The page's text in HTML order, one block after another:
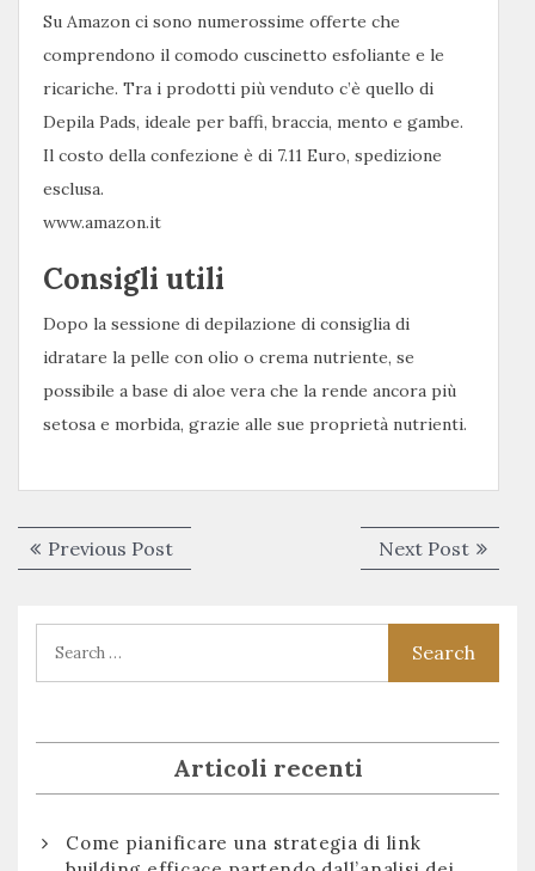
Su Amazon ci sono numerossime offerte che
comprendono il comodo cuscinetto esfoliante e le
ricariche. Tra i prodotti più venduto c’è quello di
Depila Pads, ideale per baffi, braccia, mento e gambe.
Il costo della confezione è di 7.11 Euro, spedizione
esclusa.
www.amazon.it
Consigli utili
Dopo la sessione di depilazione di consiglia di
idratare la pelle con olio o crema nutriente, se
possibile a base di aloe vera che la rende ancora più
setosa e morbida, grazie alle sue proprietà nutrienti.
Navigazione
articoli
Previous PostPrevious
post:
Next PostNext
post:
Articoli recenti
Come pianificare una strategia di link